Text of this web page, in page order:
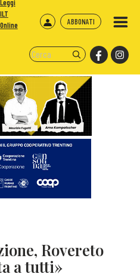
ABBONATI
Leggi
ILT
Online
Rovereto
a tutti»